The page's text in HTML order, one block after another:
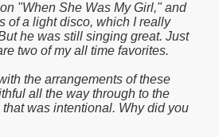
"When She Was My Girl," and
of a light disco, which I really
he was still singing great. Just
two of my all time favorites.
the arrangements of these
all the way through to the
was intentional. Why did you